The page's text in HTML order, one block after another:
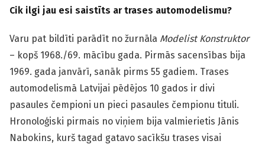
Cik ilgi jau esi saistīts ar trases automodelismu?
Varu pat bildīti parādīt no žurnāla Modelist Konstruktor
– kopš 1968./69. mācību gada. Pirmās sacensības bija
1969. gada janvārī, sanāk pirms 55 gadiem. Trases
automodelismā Latvijai pēdējos 10 gados ir divi
pasaules čempioni un pieci pasaules čempionu tituli.
Hronoloģiski pirmais no viņiem bija valmierietis Jānis
Nabokins, kurš tagad gatavo sacīkšu trases visai